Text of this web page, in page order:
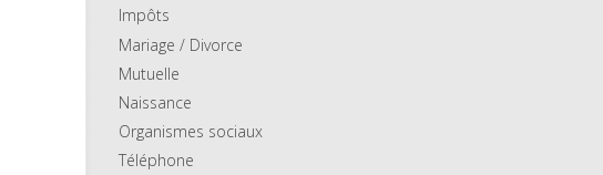
Impôts
Mariage / Divorce
Mutuelle
Naissance
Organismes sociaux
Téléphone